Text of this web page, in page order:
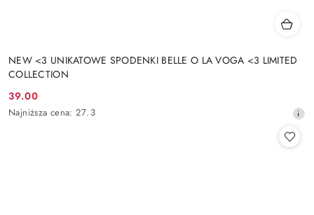
NEW <3 UNIKATOWE SPODENKI BELLE O LA VOGA <3 LIMITED
COLLECTION
Cena
promocyjna:
39.00
Najniższa
Najniższa cena: 27.3